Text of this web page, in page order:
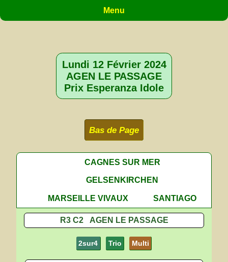
Menu
Lundi 12 Février 2024
AGEN LE PASSAGE
Prix Esperanza Idole
Bas de Page
CAGNES SUR MER
GELSENKIRCHEN
MARSEILLE VIVAUX
SANTIAGO
R3 C2 AGEN LE PASSAGE
2sur4 Trio Multi